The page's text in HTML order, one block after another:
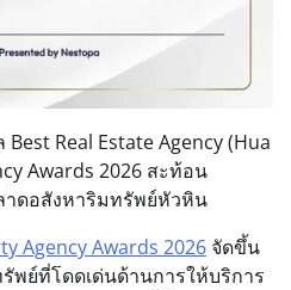
Real Estate Agency (Hua
Awards 2026 สะท้อน
ดอสังหาริมทรัพย์หัวหิน
Agency Awards 2026 จัดขึ้น
พย์ที่โดดเด่นด้านการให้บริการ